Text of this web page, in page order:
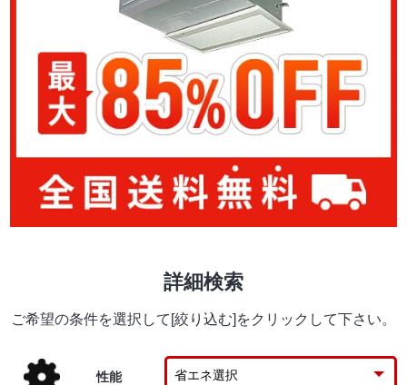
詳細検索
ご希望の条件を選択して[絞り込む]をクリックして下さい。
性能